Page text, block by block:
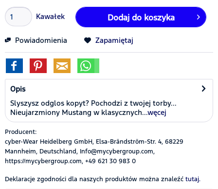
Kawałek Dodaj do koszyka
Powiadomienia Zapamiętaj
Opis
Slyszysz odglos kopyt? Pochodzi z twojej torby...
Nieujarzmiony Mustang w klasycznych...węcej
Producent:
cyber-Wear Heidelberg GmbH, Elsa-Brändström-Str. 4, 68229
Mannheim, Deutschland, Info@mycybergroup.com,
https://mycybergroup.com, +49 621 30 983 0
Deklaracje zgodności dla naszych produktów można znaleźć tutaj.